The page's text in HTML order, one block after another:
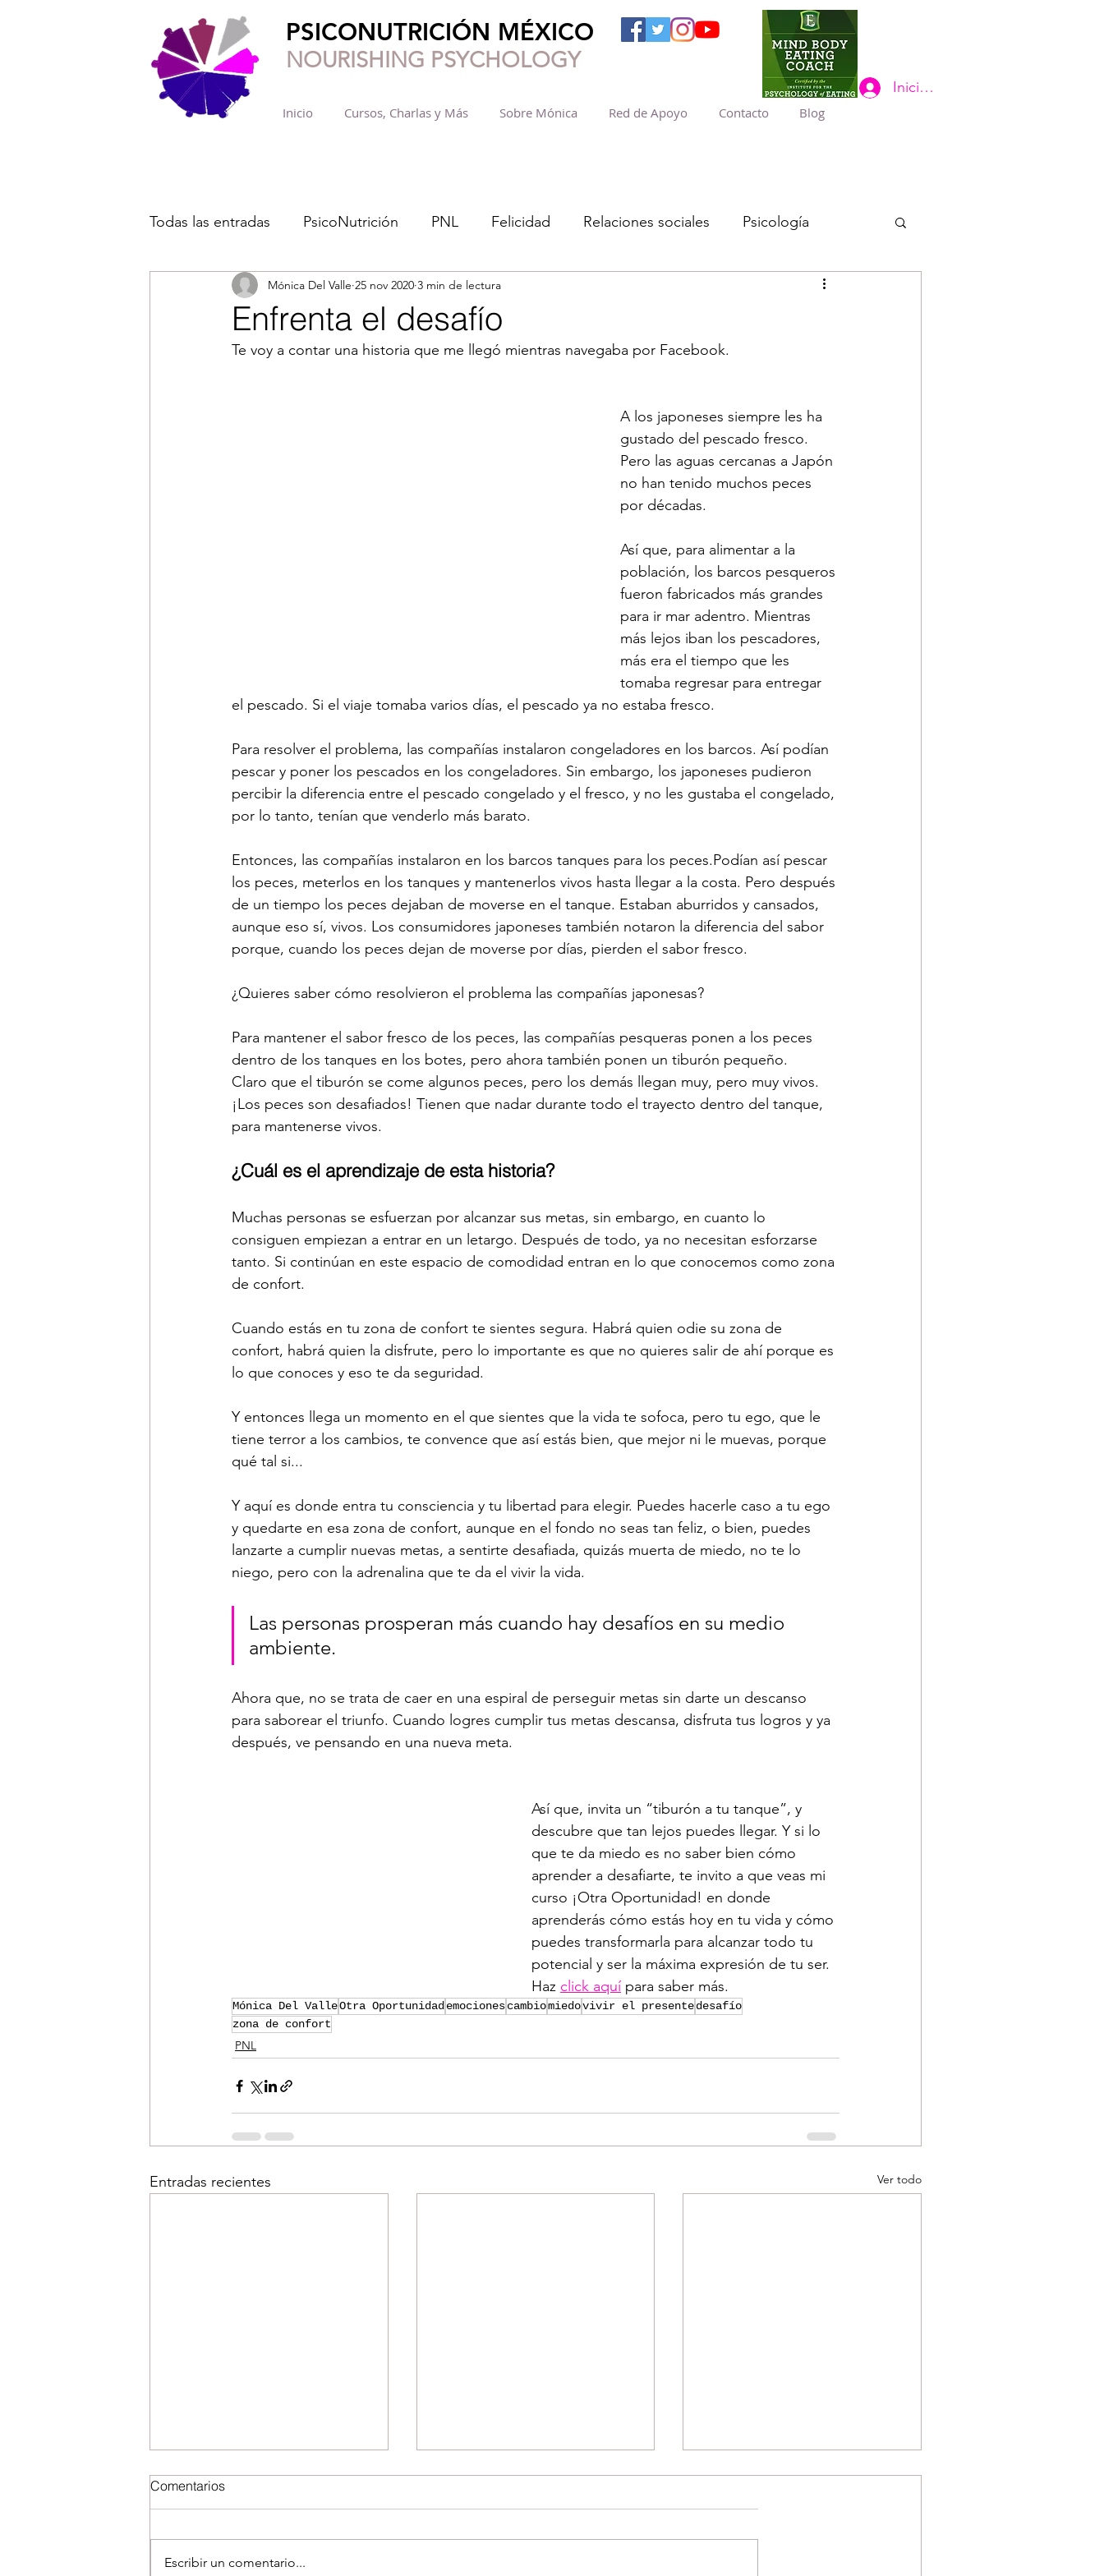
PSICONUTRICIÓN MÉXICO
NOURISHING PSYCHOLOGY
Inicio Cursos, Charlas y Más Sobre Mónica Red de Apoyo Contacto Blog
Iniciar sesión
Todas las entradas PsicoNutrición PNL Felicidad Relaciones sociales Psicología
Enfrenta el desafío
Mónica Del Valle 25 nov 2020 3 min de lectura
Te voy a contar una historia que me llegó mientras navegaba por Facebook.
A los japoneses siempre les ha
gustado del pescado fresco.
Pero las aguas cercanas a Japón
no han tenido muchos peces
por décadas.
Así que, para alimentar a la
población, los barcos pesqueros
fueron fabricados más grandes
para ir mar adentro. Mientras
más lejos iban los pescadores,
más era el tiempo que les
tomaba regresar para entregar
el pescado. Si el viaje tomaba varios días, el pescado ya no estaba fresco.
Para resolver el problema, las compañías instalaron congeladores en los barcos. Así podían
pescar y poner los pescados en los congeladores. Sin embargo, los japoneses pudieron
percibir la diferencia entre el pescado congelado y el fresco, y no les gustaba el congelado,
por lo tanto, tenían que venderlo más barato.
Entonces, las compañías instalaron en los barcos tanques para los peces.Podían así pescar
los peces, meterlos en los tanques y mantenerlos vivos hasta llegar a la costa. Pero después
de un tiempo los peces dejaban de moverse en el tanque. Estaban aburridos y cansados,
aunque eso sí, vivos. Los consumidores japoneses también notaron la diferencia del sabor
porque, cuando los peces dejan de moverse por días, pierden el sabor fresco.
¿Quieres saber cómo resolvieron el problema las compañías japonesas?
Para mantener el sabor fresco de los peces, las compañías pesqueras ponen a los peces
dentro de los tanques en los botes, pero ahora también ponen un tiburón pequeño.
Claro que el tiburón se come algunos peces, pero los demás llegan muy, pero muy vivos.
¡Los peces son desafiados! Tienen que nadar durante todo el trayecto dentro del tanque,
para mantenerse vivos.
¿Cuál es el aprendizaje de esta historia?
Muchas personas se esfuerzan por alcanzar sus metas, sin embargo, en cuanto lo
consiguen empiezan a entrar en un letargo. Después de todo, ya no necesitan esforzarse
tanto. Si continúan en este espacio de comodidad entran en lo que conocemos como zona
de confort.
Cuando estás en tu zona de confort te sientes segura. Habrá quien odie su zona de
confort, habrá quien la disfrute, pero lo importante es que no quieres salir de ahí porque es
lo que conoces y eso te da seguridad.
Y entonces llega un momento en el que sientes que la vida te sofoca, pero tu ego, que le
tiene terror a los cambios, te convence que así estás bien, que mejor ni le muevas, porque
qué tal si...
Y aquí es donde entra tu consciencia y tu libertad para elegir. Puedes hacerle caso a tu ego
y quedarte en esa zona de confort, aunque en el fondo no seas tan feliz, o bien, puedes
lanzarte a cumplir nuevas metas, a sentirte desafiada, quizás muerta de miedo, no te lo
niego, pero con la adrenalina que te da el vivir la vida.
Las personas prosperan más cuando hay desafíos en su medio
ambiente.
Ahora que, no se trata de caer en una espiral de perseguir metas sin darte un descanso
para saborear el triunfo. Cuando logres cumplir tus metas descansa, disfruta tus logros y ya
después, ve pensando en una nueva meta.
Así que, invita un “tiburón a tu tanque”, y
descubre que tan lejos puedes llegar. Y si lo
que te da miedo es no saber bien cómo
aprender a desafiarte, te invito a que veas mi
curso ¡Otra Oportunidad! en donde
aprenderás cómo estás hoy en tu vida y cómo
puedes transformarla para alcanzar todo tu
potencial y ser la máxima expresión de tu ser.
Haz click aquí para saber más.
Mónica Del ValleOtra Oportunidad emocionescambiomiedovivir el presentedesafío
zona de confort
PNL
Entradas recientes Ver todo
Comentarios
Escribir un comentario...